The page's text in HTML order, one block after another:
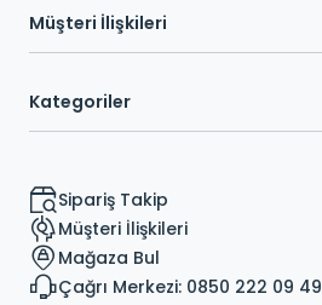
Müşteri İlişkileri
Kategoriler
Sipariş Takip
Müşteri İlişkileri
Mağaza Bul
Çağrı Merkezi: 0850 222 09 49